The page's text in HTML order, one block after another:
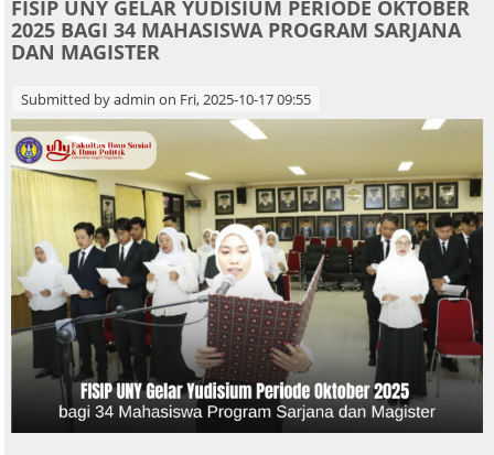
FISIP UNY GELAR YUDISIUM PERIODE OKTOBER
2025 BAGI 34 MAHASISWA PROGRAM SARJANA
DAN MAGISTER
Submitted byadmin on Fri, 2025-10-17 09:55